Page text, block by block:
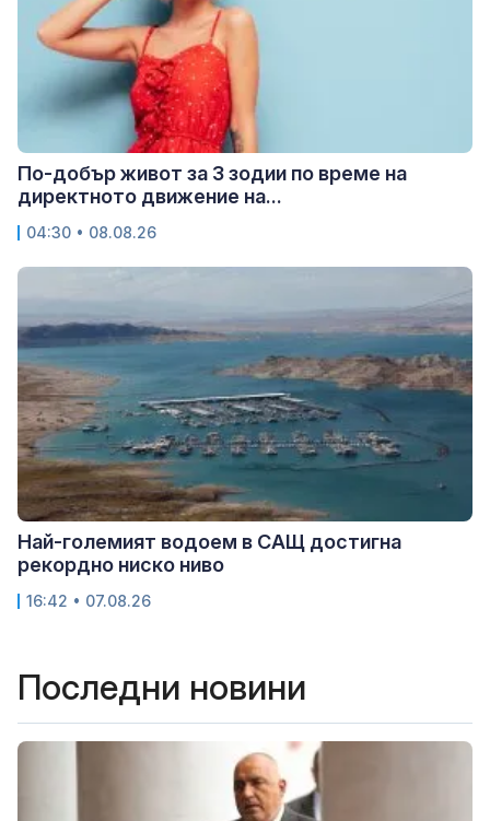
По-добър живот за 3 зодии по време на
директното движение на...
04:30 • 08.08.26
Най-големият водоем в САЩ достигна
рекордно ниско ниво
16:42 • 07.08.26
Последни новини